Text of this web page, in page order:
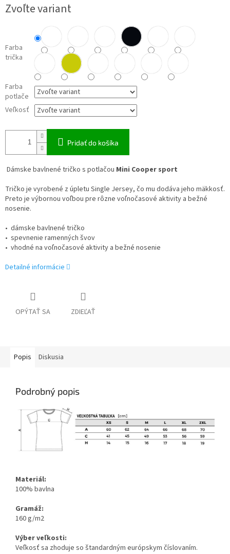
cena:
Zvoľte variant
Farba
trička
Farba
potlače
Veľkosť
Pridať do košíka
Dámske bavlnené tričko s potlačou Mini Cooper sport
Tričko je vyrobené z úpletu Single Jersey, čo mu dodáva jeho mäkkosť.
Preto je výbornou voľbou pre rôzne voľnočasové aktivity a bežné
nosenie.
• dámske bavlnené tričko
• spevnenie ramenných švov
• vhodné na voľnočasové aktivity a bežné nosenie
Detailné informácie
OPÝTAŤ SA ZDIEĽAŤ
Popis Diskusia
Podrobný popis
Materiál:
100% bavlna
Gramáž:
160 g/m2
Výber veľkosti:
Veľkosť sa zhoduje so štandardným európskym číslovaním.